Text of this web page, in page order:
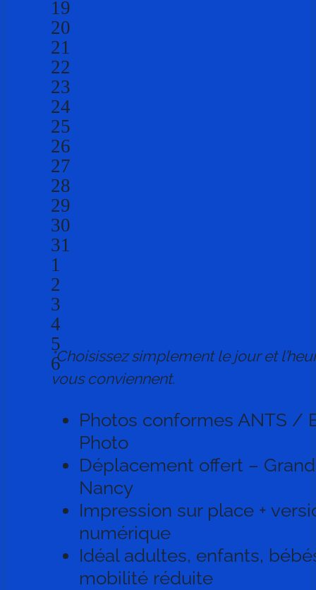
19
20
21
22
23
24
25
26
27
28
29
30
31
1
2
3
4
5
6
*Choisissez simplement le jour et
vous conviennent.
Photos conformes ANTS /
Photo
Déplacement offert – Grand
Nancy
Impression sur place +
numérique
Idéal adultes, enfants,
mobilité réduite